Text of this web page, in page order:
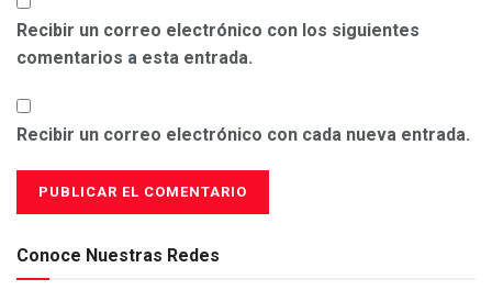
Recibir un correo electrónico con los siguientes
comentarios a esta entrada.
Recibir un correo electrónico con cada nueva entrada.
Conoce Nuestras Redes